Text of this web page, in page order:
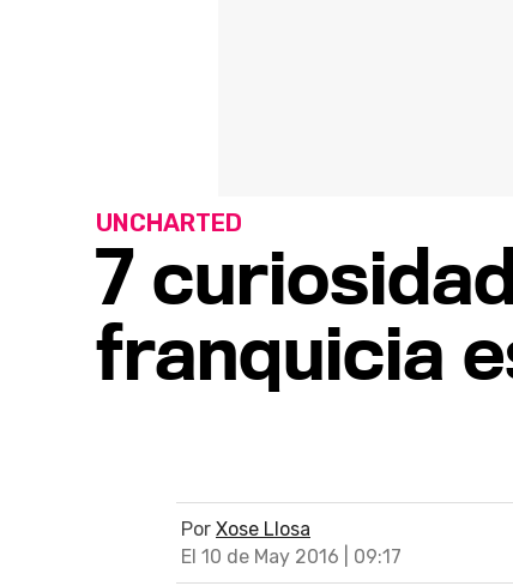
7
franquicia
UNCHARTED
Por Xose Llosa
El 10 de May 2016 | 09:17